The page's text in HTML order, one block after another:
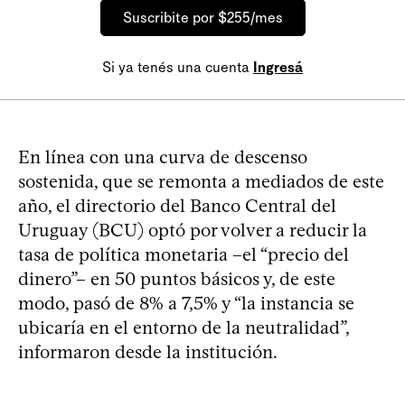
Suscribite por $255/mes
Si ya tenés una cuenta Ingresá
En línea con una curva de descenso
sostenida, que se remonta a mediados de este
año, el directorio del Banco Central del
Uruguay (BCU) optó por volver a reducir la
tasa de política monetaria –el “precio del
dinero”– en 50 puntos básicos y, de este
modo, pasó de 8% a 7,5% y “la instancia se
ubicaría en el entorno de la neutralidad”,
informaron desde la institución.